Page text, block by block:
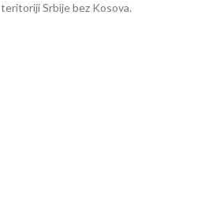
teritoriji Srbije bez Kosova.